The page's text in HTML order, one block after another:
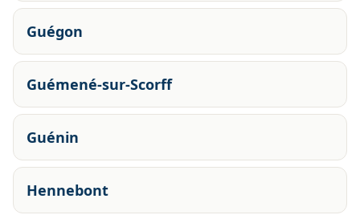
Guégon
Guémené-sur-Scorff
Guénin
Hennebont